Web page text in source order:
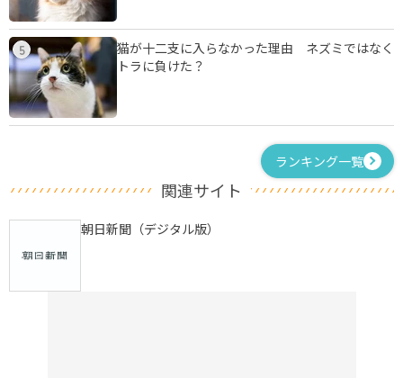
5
猫が十二支に入らなかった理由 ネズミではなく
トラに負けた？
ランキング一覧
関連サイト
朝日新聞（デジタル版）